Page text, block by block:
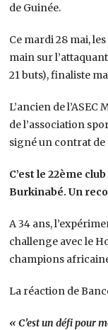
de Guinée.
Ce mardi 28 mai,
main sur
21 buts), finaliste
L’ancien de
de l’association
signé un contrat de
C’est le 22ème
Burkinabé. Un
A 34 ans,
challenge avec le
champions
La réaction de
« C’est un défi pour